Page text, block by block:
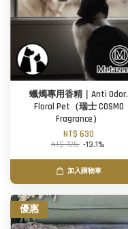
蠟燭專用香精｜Anti Odor.
Floral Pet（瑞士 COSMO
Fragrance）
NT$ 630
NT$ 725 -13.1%
加入購物車
優惠